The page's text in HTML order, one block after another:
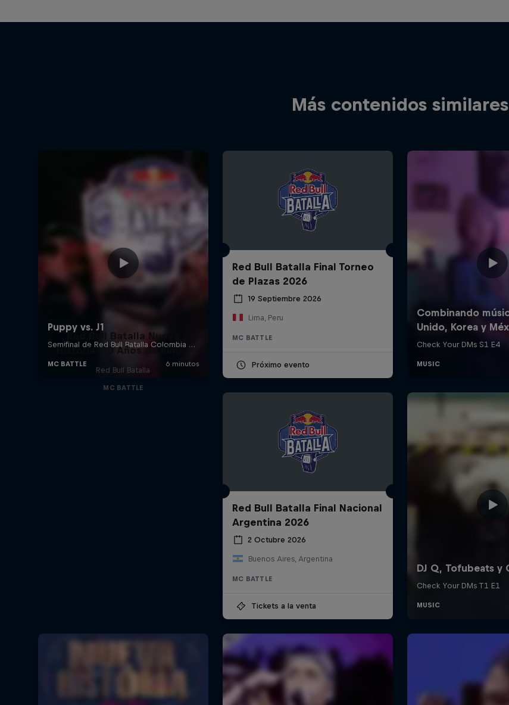
Más contenidos similares
Red Bull Batalla Final Torneo
de Plazas 2026
19 Septiembre 2026
Lima, Peru
MC BATTLE
Próximo evento
Red Bull Batalla Nueva
Historia: 20 Años de Rimas
Red Bull Batalla
MC BATTLE
Red Bull Batalla Final Nacional
Argentina 2026
2 Octubre 2026
Buenos Aires, Argentina
MC BATTLE
Tickets a la venta